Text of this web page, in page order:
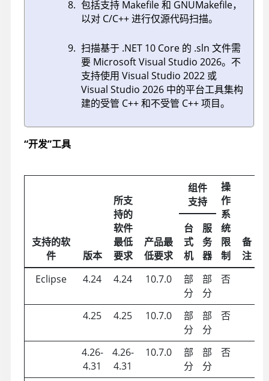
包括支持 Makefile 和 GNUMakefile，
以对 C/C++ 进行仅源代码扫描。
扫描基于 .NET 10 Core 的 .sln 文件需
要 Microsoft Visual Studio 2026。不
支持使用 Visual Studio 2022 或
Visual Studio 2026 中的平台工具集构
建的受管 C++ 和不受管 C++ 项目。
“开发”工具
支持的软
件
版本
所支
持的
软件
最低
要求
产品最
低要求
组件
支持
操
作
系
统
限
制
备
注
台
式
机
服
务
器
Eclipse
4.24 4.24 10.7.0
部
分
部
分
否
4.25 4.25 10.7.0
部
分
部
分
否
4.26-
4.31
4.26-
4.31
10.7.0
部
分
部
分
否